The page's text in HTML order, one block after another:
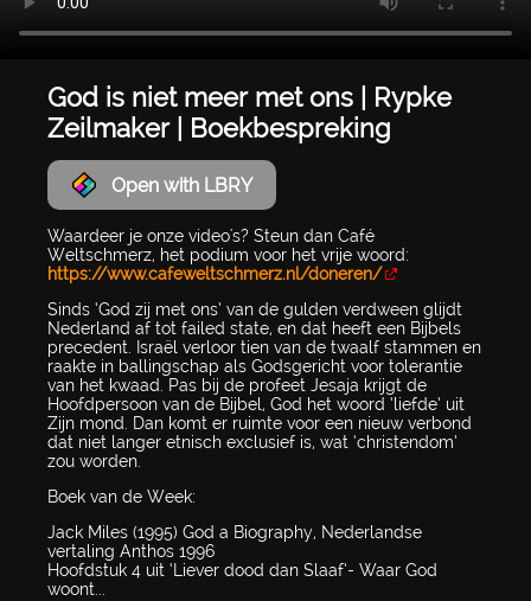
God is niet meer met ons | Rypke
Zeilmaker | Boekbespreking
Open with LBRY
Waardeer je onze video's? Steun dan Café
Weltschmerz, het podium voor het vrije woord:
https://www.cafeweltschmerz.nl/doneren/
Sinds ‘God zij met ons’ van de gulden verdween glijdt
Nederland af tot failed state, en dat heeft een Bijbels
precedent. Israël verloor tien van de twaalf stammen en
raakte in ballingschap als Godsgericht voor tolerantie
van het kwaad. Pas bij de profeet Jesaja krijgt de
Hoofdpersoon van de Bijbel, God het woord ‘liefde’ uit
Zijn mond. Dan komt er ruimte voor een nieuw verbond
dat niet langer etnisch exclusief is, wat ‘christendom’
zou worden.
Boek van de Week:
Jack Miles (1995) God a Biography, Nederlandse
vertaling Anthos 1996
Hoofdstuk 4 uit ‘Liever dood dan Slaaf’- Waar God
woont...